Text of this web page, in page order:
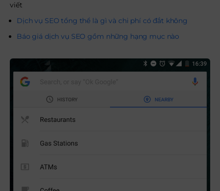
viết
Dịch vụ SEO tổng thể là gì và chi phí có đắt không
Báo giá dịch vụ SEO gồm những hạng mục nào